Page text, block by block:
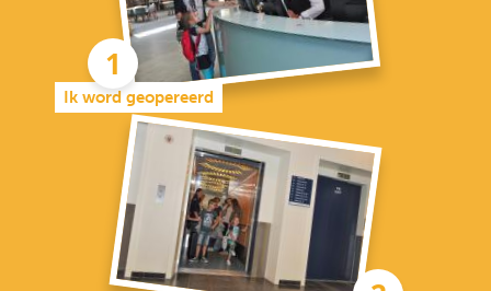
Ik word geopereerd